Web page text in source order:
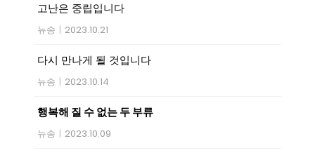
고난은 중립입니다
뉴송 | 2023.10.21
다시 만나게 될 것입니다
뉴송 | 2023.10.14
행복해 질 수 없는 두 부류
뉴송 | 2023.10.09